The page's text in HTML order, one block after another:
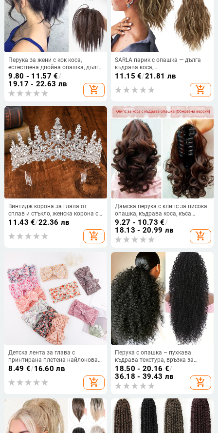
Перука за жени с кок коса,
естествена двойна опашка, дълга
коса, пухкав стил като кокоши
гнездо, аксесоар за коса с клип
Shark
9.80 - 11.57 €/
19.17 - 22.63 лв
add_shopping_cart
SARLA парик с опашка — дълга
къдрава коса,
високотемпературно влакно,
клипс за закрепване, модел P064
11.15 €/21.81 лв
add_shopping_cart
Винтидж корона за глава от
сплав и стъкло, женска корона с
бели кристали,
11.43 €/22.36 лв
add_shopping_cart
Дамска перука с клипс за висока
опашка, къдрава коса, къса
дължина, модерен стил
9.27 - 10.73 €/
18.13 - 20.99 лв
add_shopping_cart
Детска лента за глава с
принтирана плетена найлонова
лента за глава за новородено,
двуслойна, с мека панделка,
аксесоар за коса
8.49 €/16.60 лв
add_shopping_cart
Перука с опашка – пухкава
къдрава текстура, връзка за
стягане, термоустойчива коса,
модел SW309-1B, Xuchang Youju
hair products
18.50 - 20.16 €/
36.18 - 39.43 лв
add_shopping_cart